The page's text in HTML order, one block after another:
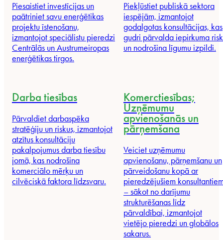
Piesaistiet investīcijas un
paātriniet savu enerģētikas
projektu īstenošanu,
izmantojot speciālistu pieredzi
Centrālās un Austrumeiropas
enerģētikas tirgos.
Piekļūstiet publiskā sektora
iespējām, izmantojot
godalgotas konsultācijas, kas
gudri pārvalda iepirkuma
un nodrošina līgumu izpildi.
Darba tiesības
Pārvaldiet darbaspēka
stratēģiju un riskus, izmantojot
atzītus konsultāciju
pakalpojumus darba tiesību
jomā, kas nodrošina
komerciālo mērķu un
cilvēciskā faktora līdzsvaru.
Komerctiesības;
Uzņēmumu
apvienošanās un
pārņemšana
Veiciet uzņēmumu
apvienošanu, pārņemšanu un
pārveidošanu kopā ar
pieredzējušiem
– sākot no darījumu
strukturēšanas līdz
pārvaldībai, izmantojot
vietējo pieredzi un globālos
sakarus.